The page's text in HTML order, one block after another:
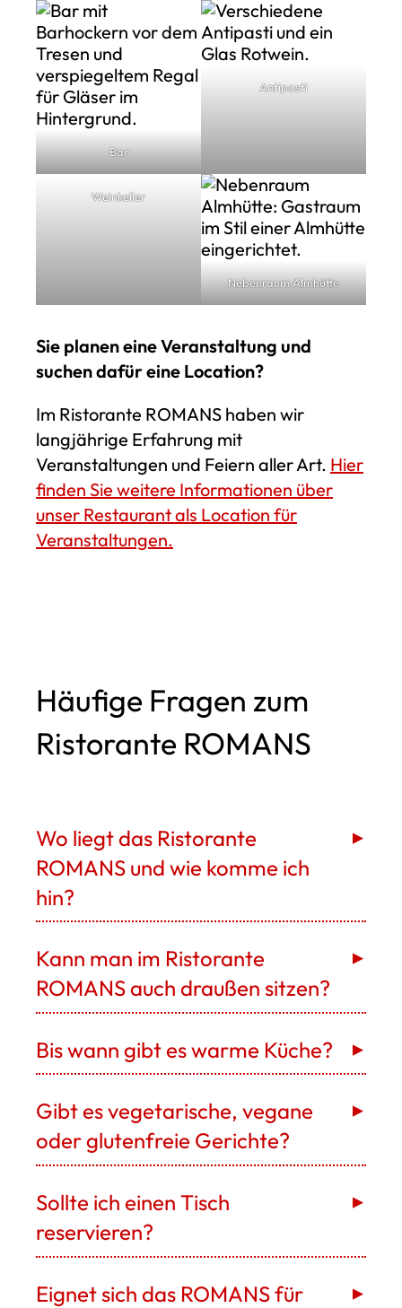
Bar
Antipasti
Weinkeller
Nebenraum Almhütte
Sie planen eine Veranstaltung und
suchen dafür eine Location?
Im Ristorante ROMANS haben wir
langjährige Erfahrung mit
Veranstaltungen und Feiern aller Art. Hier
finden Sie weitere Informationen über
unser Restaurant als Location für
Veranstaltungen.
Häufige Fragen zum
Ristorante ROMANS
Wo liegt das Ristorante
ROMANS und wie komme ich
hin?
Kann man im Ristorante
ROMANS auch draußen sitzen?
Bis wann gibt es warme Küche?
Gibt es vegetarische, vegane
oder glutenfreie Gerichte?
Sollte ich einen Tisch
reservieren?
Eignet sich das ROMANS für